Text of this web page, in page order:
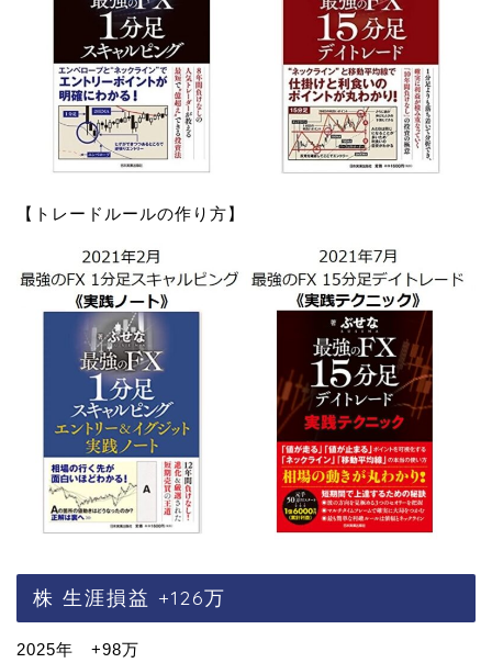
【トレードルールの作り方】
株 生涯損益 +126万
2025年 +98万